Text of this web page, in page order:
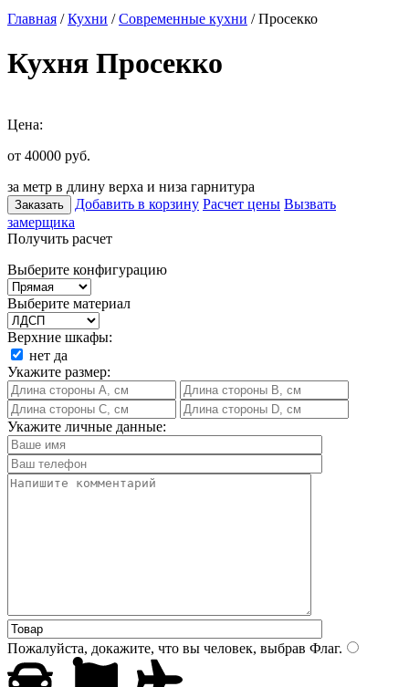
Главная /Кухни /Современные кухни / Просекко
Кухня Просекко
Цена:
от 40000 руб.
за метр в длину верха и низа гарнитура
Заказать Добавить в корзину Расчет цены Вызвать
замерщика
Получить расчет
Выберите конфигурацию
Выберите материал
Верхние шкафы:
нет да
Укажите размер:
Укажите личные данные:
Пожалуйста, докажите, что вы человек, выбрав Флаг.